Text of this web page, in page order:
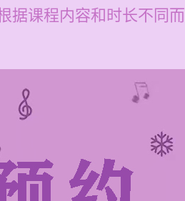
据课程内容和时长不同而